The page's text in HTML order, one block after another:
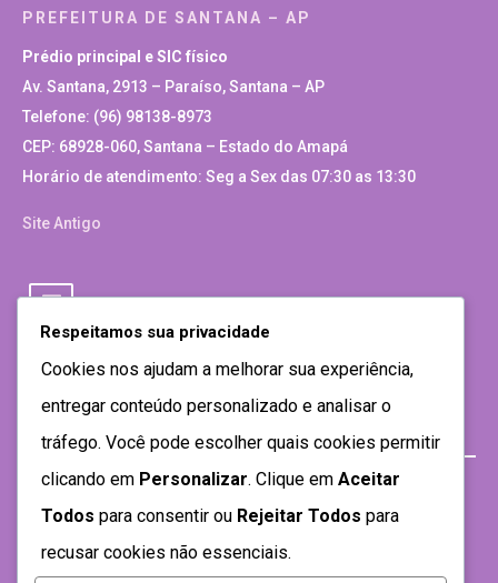
PREFEITURA DE SANTANA – AP
Prédio principal e SIC físico
Av. Santana, 2913 – Paraíso, Santana – AP
Telefone: (96) 98138-8973
CEP: 68928-060, Santana – Estado do Amapá
Horário de atendimento: Seg a Sex das 07:30 as 13:30
Site Antigo
Respeitamos sua privacidade
Cookies nos ajudam a melhorar sua experiência,
entregar conteúdo personalizado e analisar o
tráfego. Você pode escolher quais cookies permitir
clicando em Personalizar. Clique em Aceitar
Todos para consentir ou Rejeitar Todos para
recusar cookies não essenciais.